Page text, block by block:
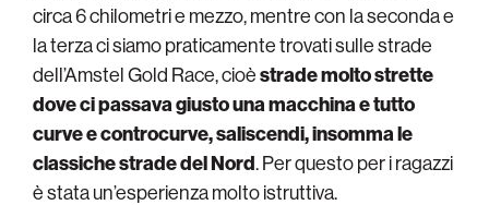
circa 6 chilometri e mezzo, mentre con la seconda e
la terza ci siamo praticamente trovati sulle strade
dell’Amstel Gold Race, cioèstrade molto strette
dove ci passava giusto una macchina e tutto
curve e controcurve, saliscendi, insomma le
classiche strade del Nord. Per questo per i ragazzi
è stata un’esperienza molto istruttiva.